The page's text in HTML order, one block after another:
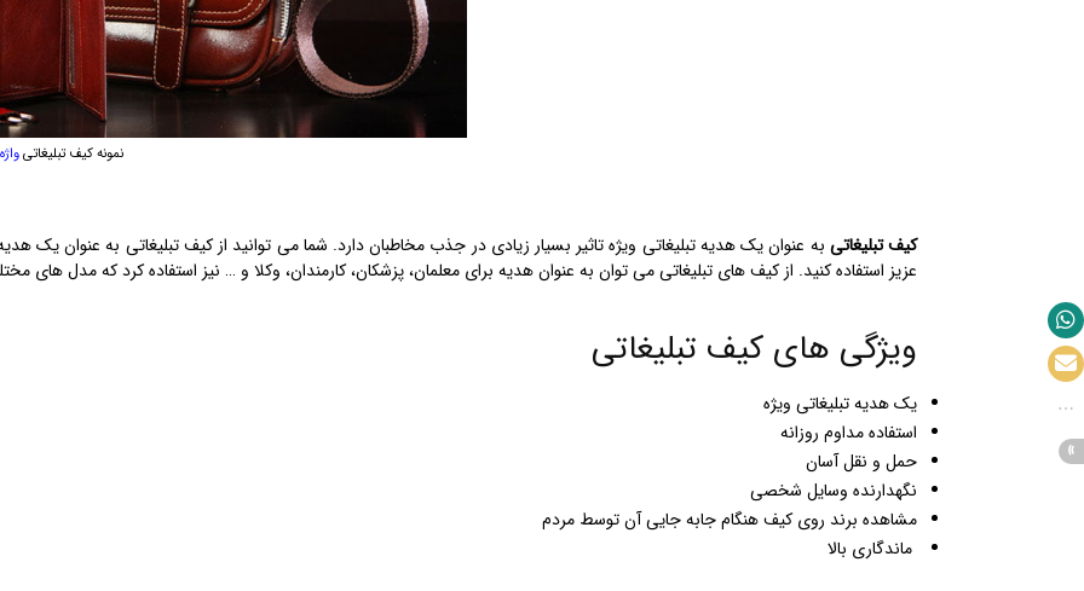
نمونه کیف تبلیغاتی
کیف تبلیغاتی به عنوان یک هدیه تبلیغاتی ویژه تاثیر بسیار زیادی در جذب مخاطبان دارد. شما می توانید از کیف تبلیغاتی به عنوان یک
عزیز استفاده کنید. از کیف های تبلیغاتی می توان به عنوان هدیه برای معلمان، پزشکان، کارمندان، وکلا و … نیز استفاده کرد که مدل
ویژگی های کیف تبلیغاتی
یک هدیه تبلیغاتی ویژه
استفاده مداوم روزانه
حمل و نقل آسان
نگهدارنده وسایل شخصی
مشاهده برند روی کیف هنگام جابه جایی آن توسط مردم
ماندگاری بالا